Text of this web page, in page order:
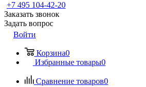
+7 495 104-42-20
Заказать звонок
Задать вопрос
Войти
Корзина0
Избранные товары0
Сравнение товаров0